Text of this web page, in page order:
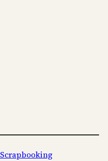
Scrapbooking